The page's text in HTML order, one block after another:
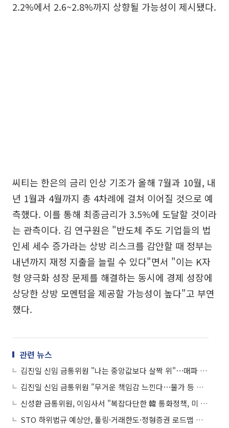
2.2%에서 2.6~2.8%까지 상향될 가능성이 제시됐다.
씨티는 한은의 금리 인상 기조가 올해 7월과 10월, 내
년 1월과 4월까지 총 4차례에 걸쳐 이어질 것으로 예
측했다. 이를 통해 최종금리가 3.5%에 도달할 것이라
는 관측이다. 김 연구원은 "반도체 주도 기업들의 법
인세 세수 증가라는 상방 리스크를 감안할 때 정부는
내년까지 재정 지출을 늘릴 수 있다"면서 "이는 K자
형 양극화 성장 문제를 해결하는 동시에 경제 성장에
상당한 상방 모멘텀을 제공할 가능성이 높다"고 부연
했다.
관련 뉴스
김진일 신임 금통위원 "나는 중앙값보다 살짝 위"⋯매파 성향 인정
김진일 신임 금통위원 "무거운 책임감 느낀다⋯물가 등 통화정책 목표에 최선"
신성환 금통위원, 이임사서 "복잡다단한 韓 통화정책, 미 연준보다 어려워"
STO 하위법규 예상안, 풀링·거래한도·정형증권 로드맵 제시